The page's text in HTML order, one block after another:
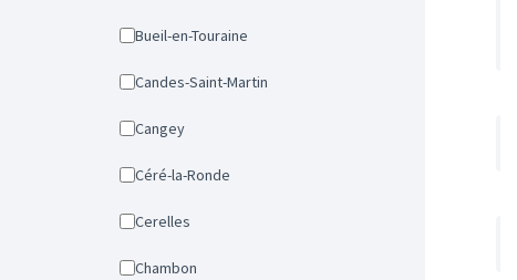
Bueil-en-Touraine
Candes-Saint-Martin
Cangey
Céré-la-Ronde
Cerelles
Chambon